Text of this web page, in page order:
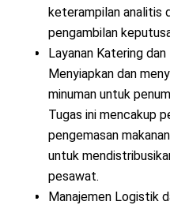
keterampilan analitis
pengambilan
Layanan Katering
Menyiapkan dan
minuman untuk
Tugas ini mencakup
pengemasan
untuk
pesawat.
Manajemen Logistik